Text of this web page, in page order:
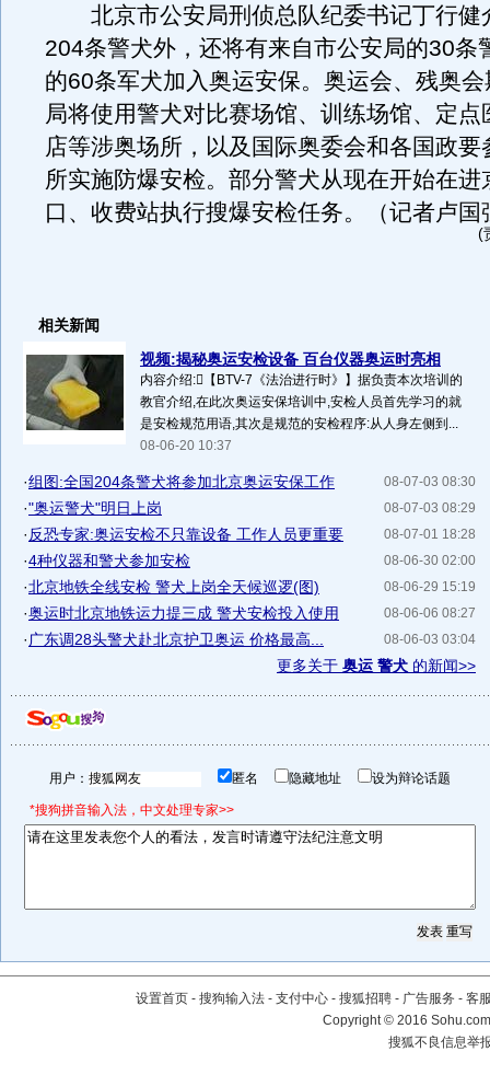
北京市公安局刑侦总队纪委书记丁行健
204条警犬外，还将有来自市公安局的30条
的60条军犬加入奥运安保。奥运会、残奥
局将使用警犬对比赛场馆、训练场馆、定点
店等涉奥场所，以及国际奥委会和各国政要
所实施防爆安检。部分警犬从现在开始在进
口、收费站执行搜爆安检任务。（记者卢国
(
相关新闻
视频:揭秘奥运安检设备 百台仪器奥运时亮相
内容介绍:【BTV-7《法治进行时》】据负责本次培训的
教官介绍,在此次奥运安保培训中,安检人员首先学习的就
是安检规范用语,其次是规范的安检程序:从人身左侧到...
08-06-20 10:37
08-07-03 08:30
·组图:全国204条警犬将参加北京奥运安保工作
08-07-03 08:29
·"奥运警犬"明日上岗
08-07-01 18:28
· 反恐专家:奥运安检不只靠设备 工作人员更重要
08-06-30 02:00
·4种仪器和警犬参加安检
08-06-29 15:19
·北京地铁全线安检 警犬上岗全天候巡逻(图)
08-06-06 08:27
·奥运时北京地铁运力提三成 警犬安检投入使用
08-06-03 03:04
· 广东调28头警犬赴北京护卫奥运 价格最高...
更多关于 奥运 警犬 的新闻>>
用户： 匿名 隐藏地址 设为辩论话题
*搜狗拼音输入法，中文处理专家>>
设置首页 - 搜狗输入法 - 支付中心 - 搜狐招聘 - 广告服务 - 客
Copyright©2016
搜狐不良信息举